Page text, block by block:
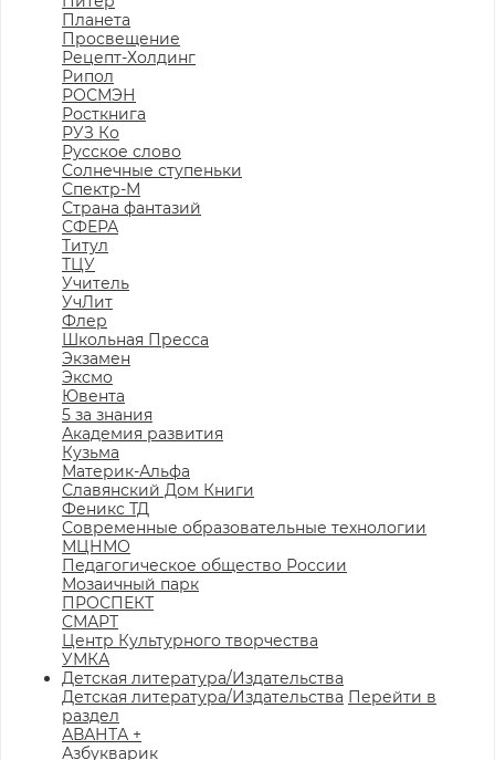
Планета
Просвещение
Рецепт-Холдинг
Рипол
РОСМЭН
Росткнига
РУЗ Ко
Русское слово
Солнечные ступеньки
Спектр-М
Страна фантазий
СФЕРА
Титул
ТЦУ
Учитель
УчЛит
Флер
Школьная Пресса
Экзамен
Эксмо
Ювента
5 за знания
Академия развития
Кузьма
Материк-Альфа
Славянский Дом Книги
Феникс ТД
Современные образовательные технологии
МЦНМО
Педагогическое общество России
Мозаичный парк
ПРОСПЕКТ
СМАРТ
Центр Культурного творчества
УМКА
Детская литература/Издательства
Детская литература/Издательства Перейти в
раздел
АВАНТА +
Азбукварик